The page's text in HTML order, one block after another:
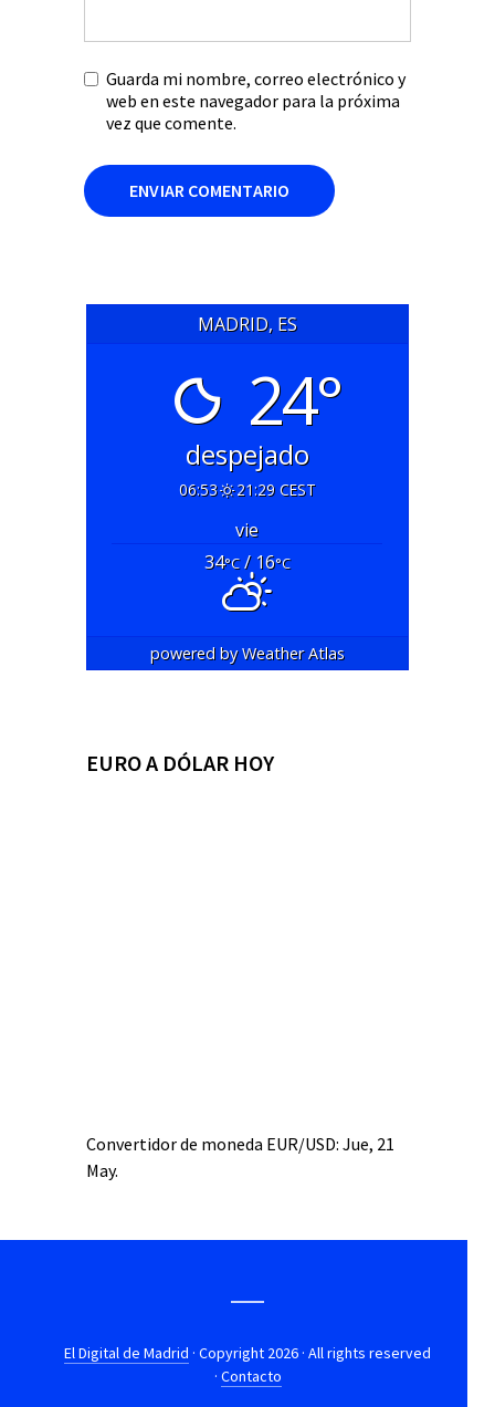
Guarda mi nombre, correo electrónico y
web en este navegador para la próxima
vez que comente.
MADRID, ES
24°
despejado
06:53 21:29 CEST
vie
34°C/ 16°C
powered byWeather Atlas
EURO A DÓLAR HOY
Convertidor de moneda EUR/USD: Jue, 21
May.
El Digital de Madrid · Copyright 2026 · All rights reserved
· Contacto